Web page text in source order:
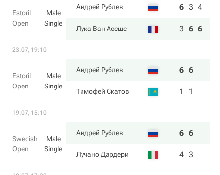
Estoril
Open
Male
Single
Андрей Рублев 6 3 4
Лука Ван Ассше 3 6 6
23.07, 19:10
Estoril
Open
Male
Single
Андрей Рублев 6 6
Тимофей Скатов 1 1
19.07, 15:10
Swedish
Open
Male
Single
Андрей Рублев 6 6
Лучано Дардери 4 3